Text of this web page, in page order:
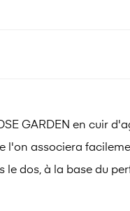
GARDEN en cuir
l'on associera
le dos, à la base du